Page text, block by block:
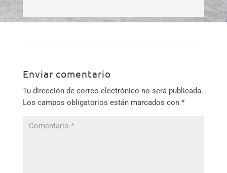
Enviar comentario
Tu dirección de correo electrónico no será publicada.
Los campos obligatorios están marcados con *